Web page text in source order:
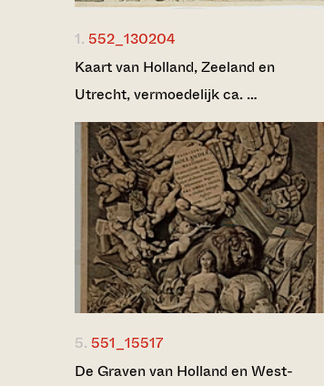
1. 552_130204
Kaart van Holland, Zeeland en
Utrecht, vermoedelijk ca. …
5. 551_15517
De Graven van Holland en West-